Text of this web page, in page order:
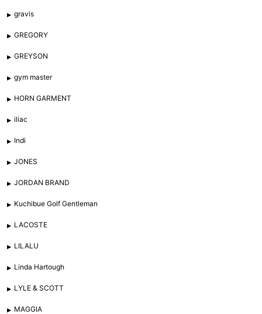
gravis
GREGORY
GREYSON
gym master
HORN GARMENT
iliac
Indi
JONES
JORDAN BRAND
Kuchibue Golf Gentleman
LACOSTE
LILALU
Linda Hartough
LYLE & SCOTT
MAGGIA